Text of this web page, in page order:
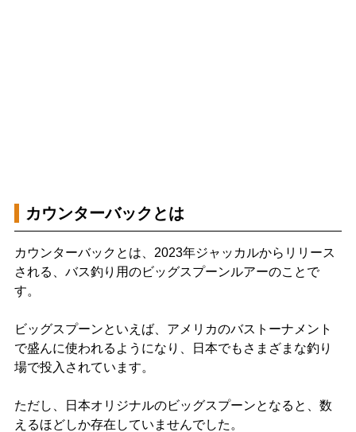
カウンターバックとは
カウンターバックとは、2023年ジャッカルからリリース
される、バス釣り用のビッグスプーンルアーのことで
す。
ビッグスプーンといえば、アメリカのバストーナメント
で盛んに使われるようになり、日本でもさまざまな釣り
場で投入されています。
ただし、日本オリジナルのビッグスプーンとなると、数
えるほどしか存在していませんでした。